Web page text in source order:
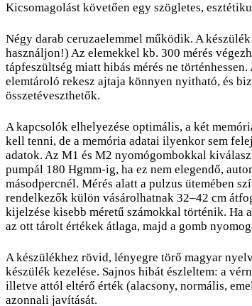
Kicsomagolást követően egy szögletes,
Négy darab ceruzaelemmel működik. A
használjon!) Az elemekkel kb. 300 mérés
tápfeszültség miatt hibás mérés ne
elemtároló rekesz ajtaja könnyen nyitható, és
összetéveszthetők.
A kapcsolók elhelyezése optimális, a két
kell tenni, de a memória adatai ilyenkor sem
adatok. Az M1 és M2 nyomógombokkal
pumpál 180 Hgmm-ig, ha ez nem elegendő,
másodpercnél. Mérés alatt a pulzus ütemében
rendelkezők külön vásárolhatnak 32–42 cm
kijelzése kisebb méretű számokkal történik. Ha
az ott tárolt értékek átlaga, majd a gomb
A készülékhez rövid, lényegre törő magyar
készülék kezelése. Sajnos hibát észleltem: a
illetve attól eltérő érték (alacsony, normális,
azonnali javítását.